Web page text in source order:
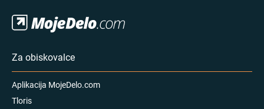
Za obiskovalce
Aplikacija MojeDelo.com
Tloris